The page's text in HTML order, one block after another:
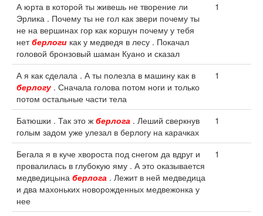
А юрта в которой ты живешь не творение ли
Эрлика . Почему ты не гол как звери почему ты
не на вершинах гор как коршун почему у тебя
нетберлоги как у медведя в лесу . Покачал
головой бронзовый шаман Куано и сказал
1
А я как сделала . А ты полезла в машину как в
берлогу. Сначала голова потом ноги и только
потом остальные части тела
1
Батюшки . Так это ж берлога . Леший сверкнув
голым задом уже улезал в берлогу на карачках
1
Бегала я в куче хвороста под снегом да вдруг и
провалилась в глубокую яму . А это оказывается
медведицына берлога . Лежит в ней медведица
и два махоньких новорожденных медвежонка у
нее
1